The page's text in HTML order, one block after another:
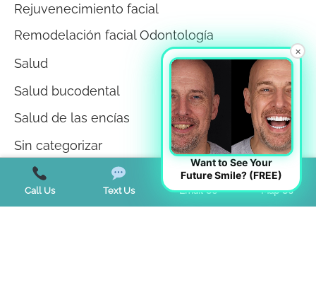
Rejuvenecimiento facial
Remodelación facial Odontología
Salud
Salud bucodental
Salud de las encías
Sin categorizar
Teeth Whitening
Call Us Text Us Email Us Map Us
×
Want to See Your
Future Smile? (FREE)